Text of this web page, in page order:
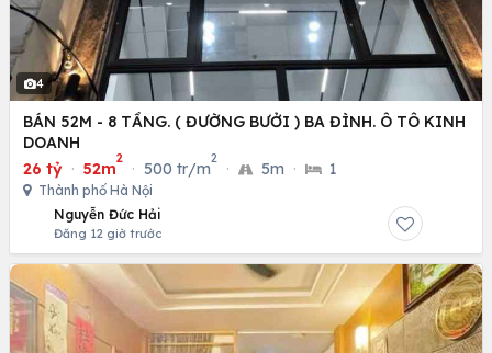
4
BÁN 52M - 8 TẦNG. ( ĐƯỜNG BƯỞI ) BA ĐÌNH. Ô TÔ KINH
DOANH
26 tỷ · 52m
2
· 500 tr/m
2
· 5m · 1
Thành phố Hà Nội
Nguyễn Đức Hải
Đăng 12 giờ trước